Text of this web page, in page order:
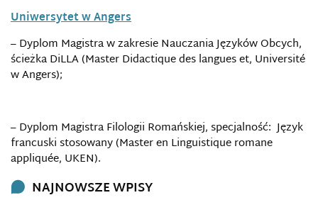
Uniwersytet w Angers
– Dyplom Magistra w zakresie Nauczania Języków Obcych,
ścieżka DiLLA (Master Didactique des langues et, Université
w Angers);
– Dyplom Magistra Filologii Romańskiej, specjalność: Język
francuski stosowany (Master en Linguistique romane
appliquée, UKEN).
NAJNOWSZE WPISY